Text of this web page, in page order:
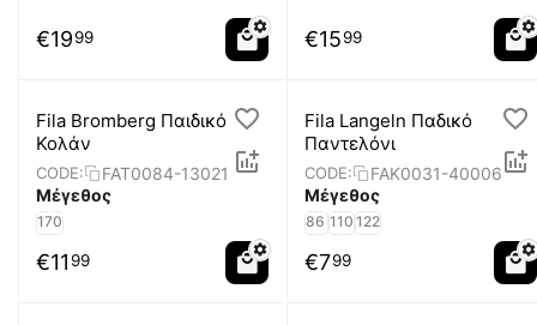
€1999 €1599
Fila Bromberg Παιδικό
Κολάν
CODE:
FAT0084-13021
Μέγεθος
170
€11 99
Fila Langeln Παδικό
Παντελόνι
CODE:
FAK0031-40006
Μέγεθος
86 110 122
€799